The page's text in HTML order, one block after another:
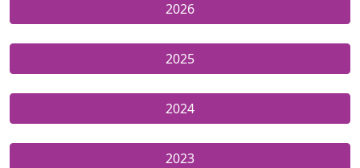
2026
2025
2024
2023